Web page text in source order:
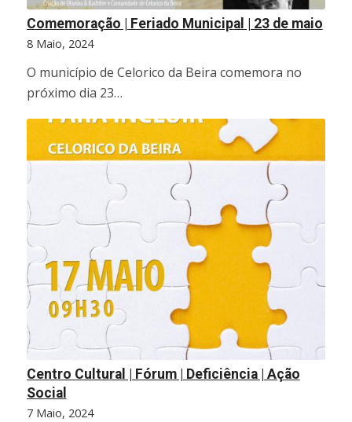
Comemoração | Feriado Municipal | 23 de maio
8 Maio, 2024
O município de Celorico da Beira comemora no
próximo dia 23…
Centro Cultural | Fórum | Deficiência | Ação
Social
7 Maio, 2024